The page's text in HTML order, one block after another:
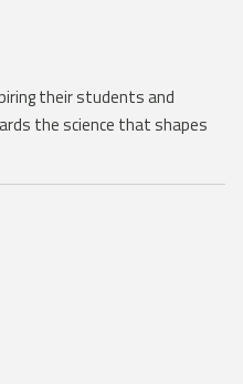
their students and
the science that shapes